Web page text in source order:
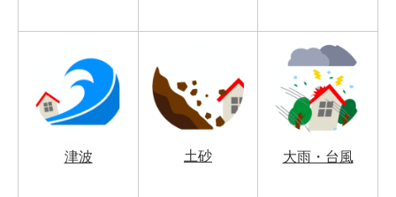
津波 土砂 大雨・台風